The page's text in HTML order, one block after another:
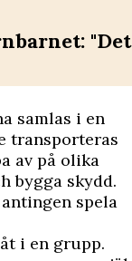
"Det
samlas i en
transporteras
av på olika
bygga skydd.
spela
i en grupp.